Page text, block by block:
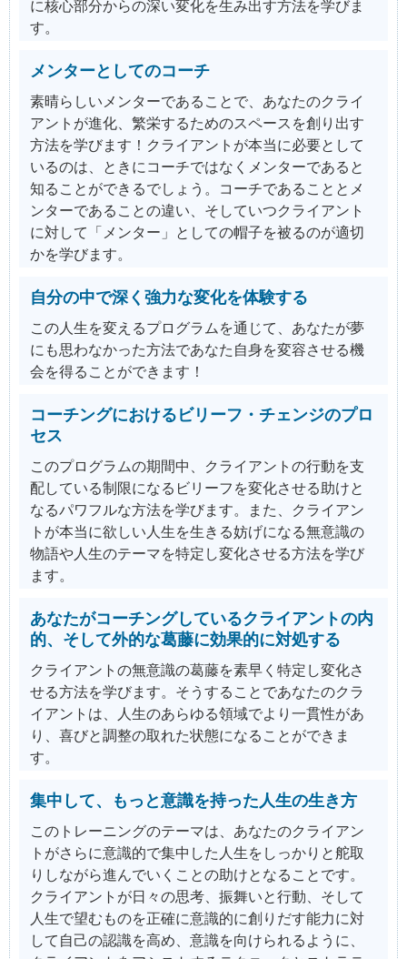
に核心部分からの深い変化を生み出す方法を学びま
す。
メンターとしてのコーチ
素晴らしいメンターであることで、あなたのクライ
アントが進化、繁栄するためのスペースを創り出す
方法を学びます！クライアントが本当に必要として
いるのは、ときにコーチではなくメンターであると
知ることができるでしょう。コーチであることとメ
ンターであることの違い、そしていつクライアント
に対して「メンター」としての帽子を被るのが適切
かを学びます。
自分の中で深く強力な変化を体験する
この人生を変えるプログラムを通じて、あなたが夢
にも思わなかった方法であなた自身を変容させる機
会を得ることができます！
コーチングにおけるビリーフ・チェンジのプロ
セス
このプログラムの期間中、クライアントの行動を支
配している制限になるビリーフを変化させる助けと
なるパワフルな方法を学びます。また、クライアン
トが本当に欲しい人生を生きる妨げになる無意識の
物語や人生のテーマを特定し変化させる方法を学び
ます。
あなたがコーチングしているクライアントの内
的、そして外的な葛藤に効果的に対処する
クライアントの無意識の葛藤を素早く特定し変化さ
せる方法を学びます。そうすることであなたのクラ
イアントは、人生のあらゆる領域でより一貫性があ
り、喜びと調整の取れた状態になることができま
す。
集中して、もっと意識を持った人生の生き方
このトレーニングのテーマは、あなたのクライアン
トがさらに意識的で集中した人生をしっかりと舵取
りしながら進んでいくことの助けとなることです。
クライアントが日々の思考、振舞いと行動、そして
人生で望むものを正確に意識的に創りだす能力に対
して自己の認識を高め、意識を向けられるように、